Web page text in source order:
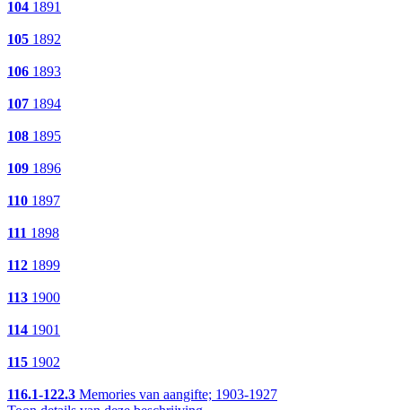
104 1891
105 1892
106 1893
107 1894
108 1895
109 1896
110 1897
111 1898
112 1899
113 1900
114 1901
115 1902
116.1-122.3 Memories van aangifte; 1903-1927